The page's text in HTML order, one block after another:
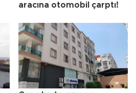
aracına otomobil çarptı!